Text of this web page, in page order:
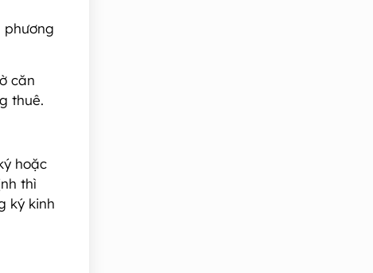
phương
căn
thuê.
hoặc
thì
ký kinh